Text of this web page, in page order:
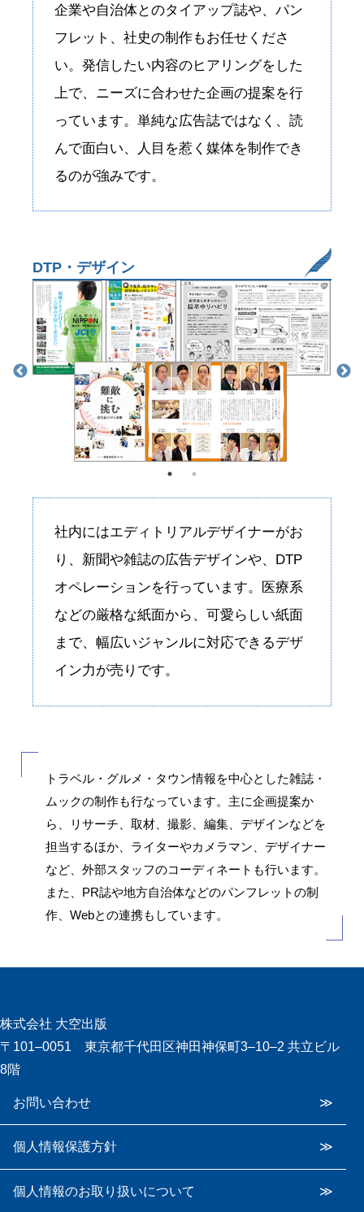
企業や自治体とのタイアップ誌や、パン
フレット、社史の制作もお任せくださ
い。発信したい内容のヒアリングをした
上で、ニーズに合わせた企画の提案を行
っています。単純な広告誌ではなく、読
んで面白い、人目を惹く媒体を制作でき
るのが強みです。
DTP・デザイン
社内にはエディトリアルデザイナーがお
り、新聞や雑誌の広告デザインや、DTP
オペレーションを行っています。医療系
などの厳格な紙面から、可愛らしい紙面
まで、幅広いジャンルに対応できるデザ
イン力が売りです。
トラベル・グルメ・タウン情報を中心とした雑誌・
ムックの制作も行なっています。主に企画提案か
ら、リサーチ、取材、撮影、編集、デザインなどを
担当するほか、ライターやカメラマン、デザイナー
など、外部スタッフのコーディネートも行います。
また、PR誌や地方自治体などのパンフレットの制
作、Webとの連携もしています。
株式会社 大空出版
〒101‒0051 東京都千代田区神田神保町3‒10‒2 共立ビル
8階
お問い合わせ
個人情報保護方針
個人情報のお取り扱いについて